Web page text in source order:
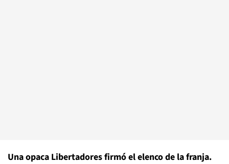
Una opaca Libertadores firmó el elenco de la franja.